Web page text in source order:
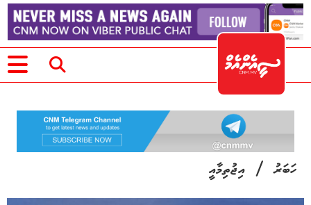
ހަބަރު/ އިޖުތިމާއީ